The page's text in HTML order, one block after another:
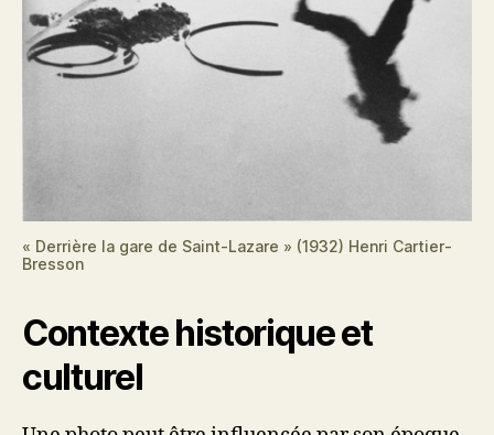
« Derrière la gare de Saint-Lazare » (1932) Henri Cartier-
Bresson
Contexte historique et
culturel